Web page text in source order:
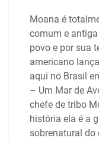
Moana é
comum e
povo e por sua
americano
aqui no Brasil
– Um Mar de
chefe de tribo
história ela é a
sobrenatural do